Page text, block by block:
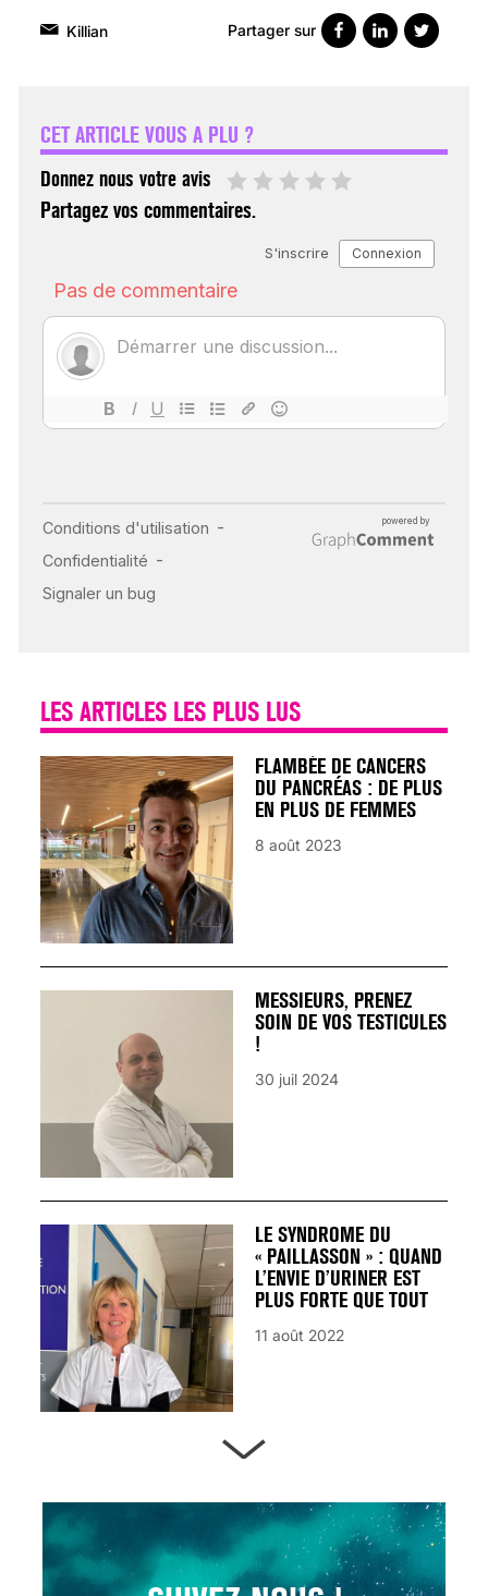
Killian Partager sur
CET ARTICLE VOUS A PLU ?
Donnez nous votre avis
Partagez vos commentaires.
LES ARTICLES LES PLUS LUS
ÉCHO : DES IMAGES
POUR TOUTES LES
18 juil 2022
INSUFFISANCE
CARDIAQUE : LES
FLAMBÉE DE CANCERS
DU PANCRÉAS : DE PLUS
EN PLUS DE FEMMES
8 août 2023
MESSIEURS, PRENEZ
SOIN DE VOS TESTICULES
!
30 juil 2024
LE SYNDROME DU
« PAILLASSON » : QUAND
L’ENVIE D’URINER EST
PLUS FORTE QUE TOUT
11 août 2022
13 août 2024